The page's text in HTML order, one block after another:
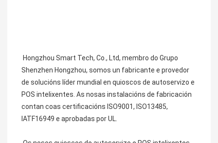
Hongzhou Smart Tech, Co., Ltd, membro do Grupo
Shenzhen Hongzhou, somos un fabricante e provedor
de solucións líder mundial en quioscos de autoservizo e
POS intelixentes. As nosas instalacións de fabricación
contan coas certificacións ISO9001, ISO13485,
IATF16949 e aprobadas por UL.